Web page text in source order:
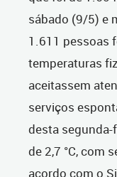
sábado (9/5) e
1.611 pessoas
temperaturas
aceitassem
serviços
desta
de 2,7 °C, com
acordo com o